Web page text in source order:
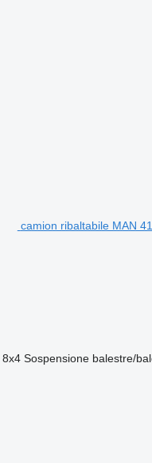
camion ribaltabile MAN
8x4 Sospensione balestre/